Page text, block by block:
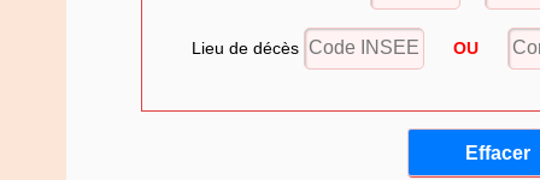
Lieu de décès OU